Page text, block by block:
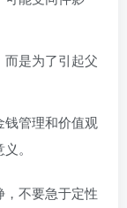
而是为了引起父
钱管理和价值观
。
不要急于定性